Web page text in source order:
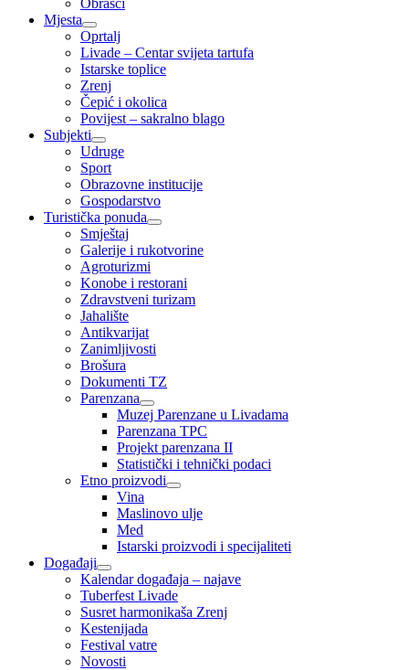
Obrasci
Mjesta
Oprtalj
Livade – Centar svijeta tartufa
Istarske toplice
Zrenj
Čepić i okolica
Povijest – sakralno blago
Subjekti
Udruge
Sport
Obrazovne institucije
Gospodarstvo
Turistička ponuda
Smještaj
Galerije i rukotvorine
Agroturizmi
Konobe i restorani
Zdravstveni turizam
Jahalište
Antikvarijat
Zanimljivosti
Brošura
Dokumenti TZ
Parenzana
Muzej Parenzane u Livadama
Parenzana TPC
Projekt parenzana II
Statistički i tehnički podaci
Etno proizvodi
Vina
Maslinovo ulje
Med
Istarski proizvodi i specijaliteti
Događaji
Kalendar događaja – najave
Tuberfest Livade
Susret harmonikaša Zrenj
Kestenijada
Festival vatre
Novosti